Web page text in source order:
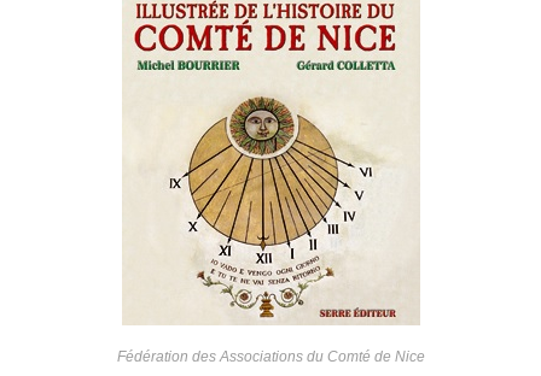
Fédération des Associations du Comté de Nice